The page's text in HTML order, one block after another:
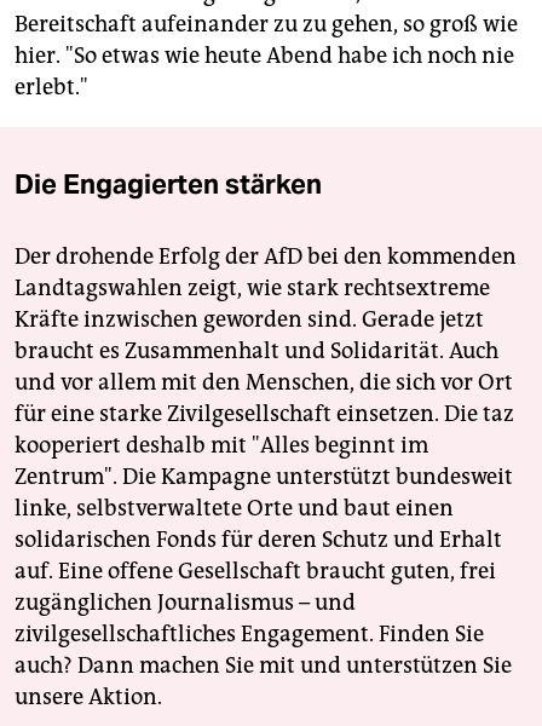
Bereitschaft aufeinander zu zu gehen, so groß wie
hier. "So etwas wie heute Abend habe ich noch nie
erlebt."
Die Engagierten stärken
Der drohende Erfolg der AfD bei den kommenden
Landtagswahlen zeigt, wie stark rechtsextreme
Kräfte inzwischen geworden sind. Gerade jetzt
braucht es Zusammenhalt und Solidarität. Auch
und vor allem mit den Menschen, die sich vor Ort
für eine starke Zivilgesellschaft einsetzen. Die taz
kooperiert deshalb mit "Alles beginnt im
Zentrum". Die Kampagne unterstützt bundesweit
linke, selbstverwaltete Orte und baut einen
solidarischen Fonds für deren Schutz und Erhalt
auf. Eine offene Gesellschaft braucht guten, frei
zugänglichen Journalismus – und
zivilgesellschaftliches Engagement. Finden Sie
auch? Dann machen Sie mit und unterstützen Sie
unsere Aktion.